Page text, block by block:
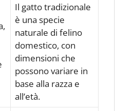
Il gatto tradizionale
è una specie
naturale di felino
domestico, con
dimensioni che
possono variare in
base alla razza e
all’età.